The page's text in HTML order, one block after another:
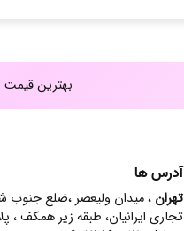
بهترین قیمت
آدرس ها
تهران ، میدان ولیعصر ،ضلع جنوب
تجاری ایرانیان، طبقه زیر همکف ،